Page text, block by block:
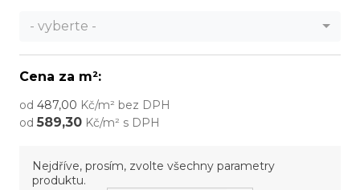
- vyberte -
Cena za m²:
od 487,00 Kč/m² bez DPH
od 589,30 Kč/m² s DPH
Nejdříve, prosím, zvolte všechny parametry
produktu.